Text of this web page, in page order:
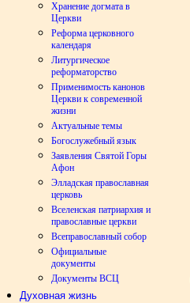
Хранение догмата в
Церкви
Реформа церковного
календаря
Литургическое
реформаторство
Применимость канонов
Церкви к современной
жизни
Актуальные темы
Богослужебный язык
Заявления Святой Горы
Афон
Элладская православная
церковь
Вселенская патриархия и
православные церкви
Всеправославный собор
Официальные
документы
Документы ВСЦ
Духовная жизнь